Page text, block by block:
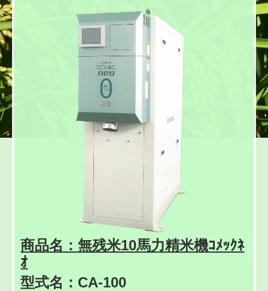
商品名：無残米10馬力精米機ｺﾒｯｸﾈ
ｵ
型式名：CA-100